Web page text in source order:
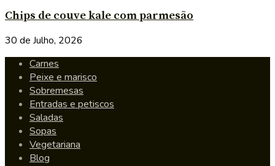
Chips de couve kale com parmesão
30 de Julho, 2026
Carnes
Peixe e marisco
Sobremesas
Entradas e petiscos
Saladas
Sopas
Vegetariana
Blog